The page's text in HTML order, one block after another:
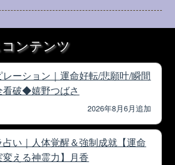
ンテンツ
レーション｜運命好転/悲願叶/瞬間
看破◆嬉野つばさ
2026年8月6月追加
い｜人体覚醒＆強制成就【運命
変える神霊力】月香